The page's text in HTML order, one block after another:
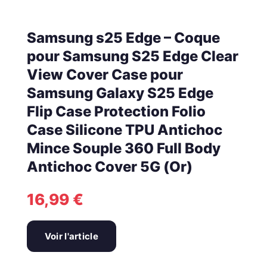
Samsung s25 Edge – Coque
pour Samsung S25 Edge Clear
View Cover Case pour
Samsung Galaxy S25 Edge
Flip Case Protection Folio
Case Silicone TPU Antichoc
Mince Souple 360 ​​Full Body
Antichoc Cover 5G (Or)
16,99 €
Voir l'article